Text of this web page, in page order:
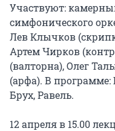
Участвуют:
симфонического
Лев Клычков
Артем Чирков
(валторна), Олег
(арфа). В программе:
Брух, Равель.
12 апреля в 15.00